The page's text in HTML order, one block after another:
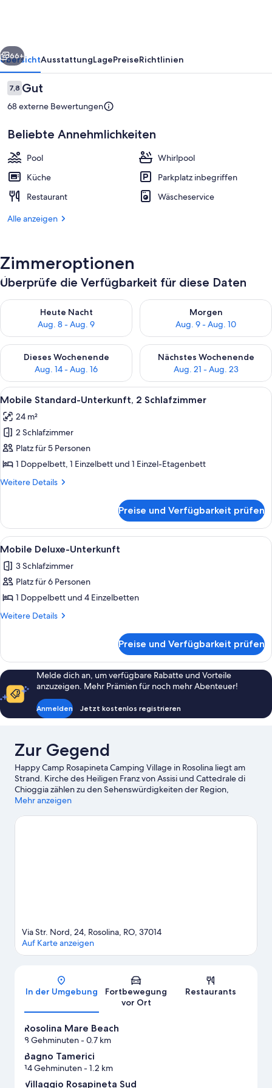
Weiter
66+
ÜbersichtAusstattungLagePreiseRichtlinien
Bewertungen
7,87,8 von 10.
Gut
68 externe Bewertungen
Beliebte Annehmlichkeiten
Pool
Whirlpool
Küche
Parkplatz inbegriffen
Restaurant
Wäscheservice
Alle anzeigen
Zimmeroptionen
Überprüfe die Verfügbarkeit für diese Daten
Heute Nacht
Aug. 8 - Aug. 9
Überprüfe die Verfügbarkeit für heute Nacht, Aug. 8 - Aug. 9.
Morgen
Aug. 9 - Aug. 10
Überprüfe die Verfügbarkeit
Dieses Wochenende
Aug. 14 - Aug. 16
Überprüfe die Verfügbarkeit für dieses Wochenende, Aug. 14
Nächstes Wochenende
Aug. 21 - Aug. 23
Überprüfe die Verfügbarkeit
Alle
Fotos
für
Mobile
Standard-
Unterkunft,
2 Schlafzimmer
Eine kompakte Küche mit
7
Mobile Standard-Unterkunft, 2 Schlafzimmer
24 m²
2 Schlafzimmer
Platz für 5 Personen
1 Doppelbett, 1 Einzelbett und 1 Einzel-Etagenbett
Weitere Details
Weitere
Standard-
Unterkunft,
2 Schlafzimmer
Preise und Verfügbarkeit prüfen
Alle
Fotos
für
Mobile
Deluxe-
Unterkunft
Ein kleines, gemütliches Zimmer mit
9
Mobile Deluxe-Unterkunft
3 Schlafzimmer
Platz für 6 Personen
1 Doppelbett und 4 Einzelbetten
Weitere Details
Weitere
Deluxe-
Unterkunft
Preise und Verfügbarkeit prüfen
Melde dich an, um verfügbare Rabatte und Vorteile
anzuzeigen. Mehr Prämien für noch mehr Abenteuer!
Anmelden Jetzt kostenlos registrieren
Zur Gegend
Happy Camp Rosapineta Camping Village in Rosolina liegt am
Strand. Kirche des Heiligen Franz von Assisi und Cattedrale di
Chioggia zählen zu den Sehenswürdigkeiten der Region,
während du hier die Schönheit der Natur bewundern kannst:
unterwegs? Mit diesen Attraktionen kannst du den Kleinen
Mehr anzeigen
Karte
Via Str. Nord, 24, Rosolina, RO, 37014
Auf Karte anzeigen
In der Umgebung
Fortbewegung
vor Ort
Restaurants
Rosolina Mare Beach
8 Gehminuten- 0.7 km
Bagno Tamerici
14 Gehminuten- 1.2 km
Villaggio Rosapineta Sud